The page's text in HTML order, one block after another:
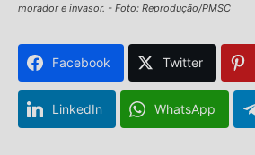
morador e invasor. - Foto: Reprodução/PMSC
Facebook Twitter
LinkedIn WhatsApp